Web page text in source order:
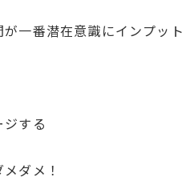
番潜在意識にインプット
する
ダメ！